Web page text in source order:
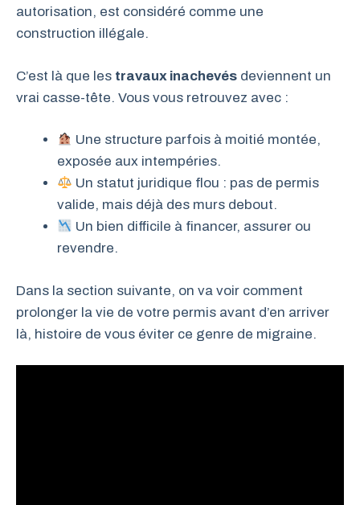
autorisation, est considéré comme une
construction illégale.
C’est là que les travaux inachevés deviennent un
vrai casse-tête. Vous vous retrouvez avec :
Une structure parfois à moitié montée,
exposée aux intempéries.
Un statut juridique flou : pas de permis
valide, mais déjà des murs debout.
Un bien difficile à financer, assurer ou
revendre.
Dans la section suivante, on va voir comment
prolonger la vie de votre permis avant d’en arriver
là, histoire de vous éviter ce genre de migraine.